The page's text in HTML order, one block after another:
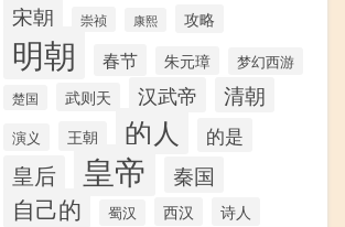
宋朝 崇祯 康熙 攻略
明朝 春节 朱元璋 梦幻西游
楚国 武则天 汉武帝 清朝
演义 王朝 的人 的是
皇后 皇帝 秦国
自己的 蜀汉 西汉 诗人